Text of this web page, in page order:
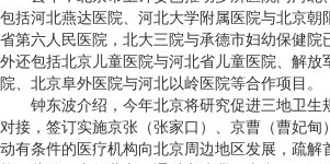
包括河北燕达医院、河北大学附属医院与北京朝
省第六人民医院，北大三院与承德市妇幼保健院
外还包括北京儿童医院与河北省儿童医院、解放
院、北京阜外医院与河北以岭医院等合作项目。
钟东波介绍，今年北京将研究促进三地卫生
对接，签订实施京张（张家口）、京曹（曹妃甸
动有条件的医疗机构向北京周边地区发展，疏解